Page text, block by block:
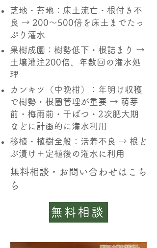
芝地・苔地：床土流亡・根付き不
良 → 200～500倍を床土までたっ
ぷり灌水
果樹成園：樹勢低下・根詰まり →
土壌灌注200倍、年数回の潅水処
理
カンキツ（中晩柑）：年明け収穫
で樹勢・根圏管理が重要 → 萌芽
前・梅雨前・干ばつ・2次肥大期
などに計画的に潅水利用
移植・植樹全般：活着不良 → 根ど
ぶ漬け＋定植後の潅水に利用
​無料相談・お問い合わせはこち
ら
無料相談